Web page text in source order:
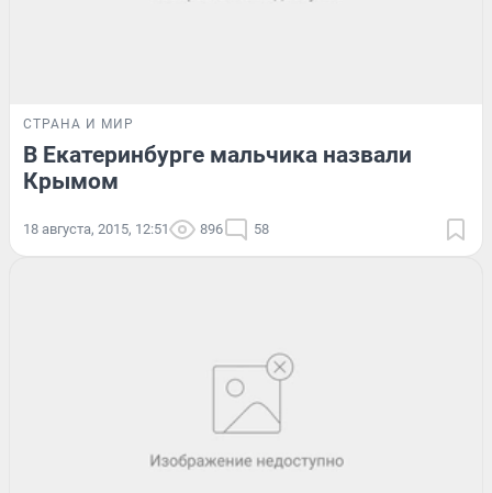
СТРАНА И МИР
В Екатеринбурге мальчика назвали
Крымом
18 августа, 2015, 12:51 896 58